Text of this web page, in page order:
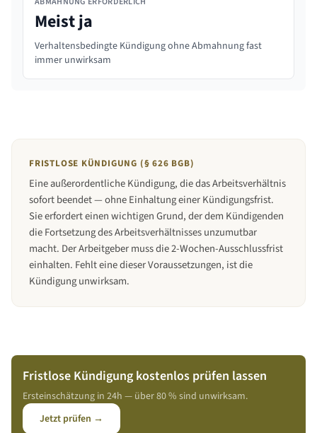
Meist ja
Verhaltensbedingte Kündigung ohne Abmahnung fast
immer unwirksam
FRISTLOSE KÜNDIGUNG (§ 626 BGB)
Eine außerordentliche Kündigung, die das Arbeitsverhältnis
sofort beendet — ohne Einhaltung einer Kündigungsfrist.
Sie erfordert einen wichtigen Grund, der dem Kündigenden
die Fortsetzung des Arbeitsverhältnisses unzumutbar
macht. Der Arbeitgeber muss die 2-Wochen-Ausschlussfrist
einhalten. Fehlt eine dieser Voraussetzungen, ist die
Kündigung unwirksam.
Fristlose Kündigung kostenlos prüfen lassen
Ersteinschätzung in 24h — über 80 % sind unwirksam.
Jetzt prüfen →